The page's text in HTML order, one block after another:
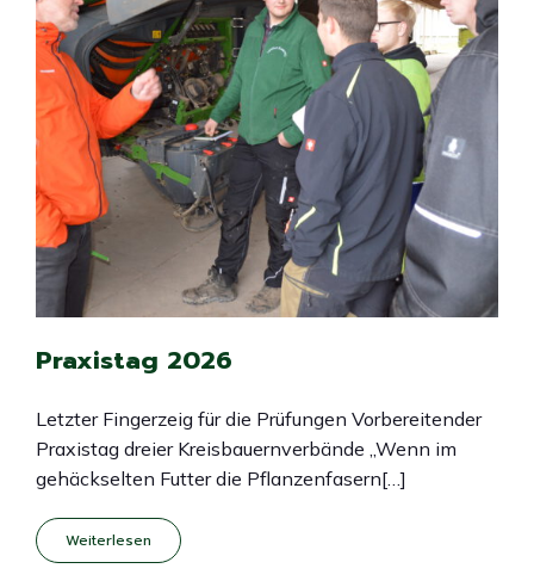
Praxistag 2026
Letzter Fingerzeig für die Prüfungen Vorbereitender
Praxistag dreier Kreisbauernverbände „Wenn im
gehäckselten Futter die Pflanzenfasern[…]
Weiterlesen